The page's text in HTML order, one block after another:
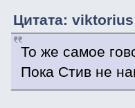
Цитата:
То же самое
Пока Стив не